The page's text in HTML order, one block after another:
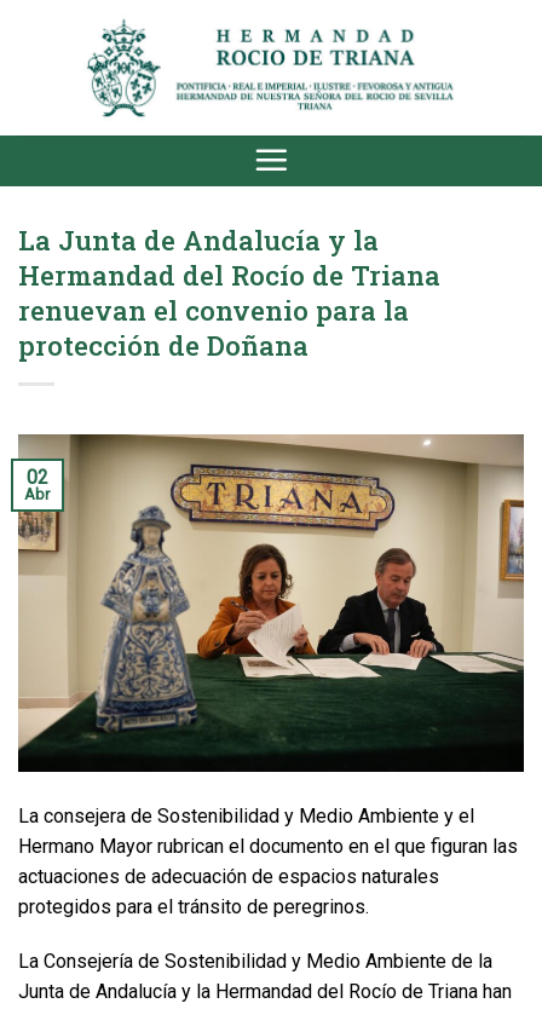
La Junta de Andalucía y la
Hermandad del Rocío de Triana
renuevan el convenio para la
protección de Doñana
02
Abr
La consejera de Sostenibilidad y Medio Ambiente y el
Hermano Mayor rubrican el documento en el que figuran las
actuaciones de adecuación de espacios naturales
protegidos para el tránsito de peregrinos.
La Consejería de Sostenibilidad y Medio Ambiente de la
Junta de Andalucía y la Hermandad del Rocío de Triana han